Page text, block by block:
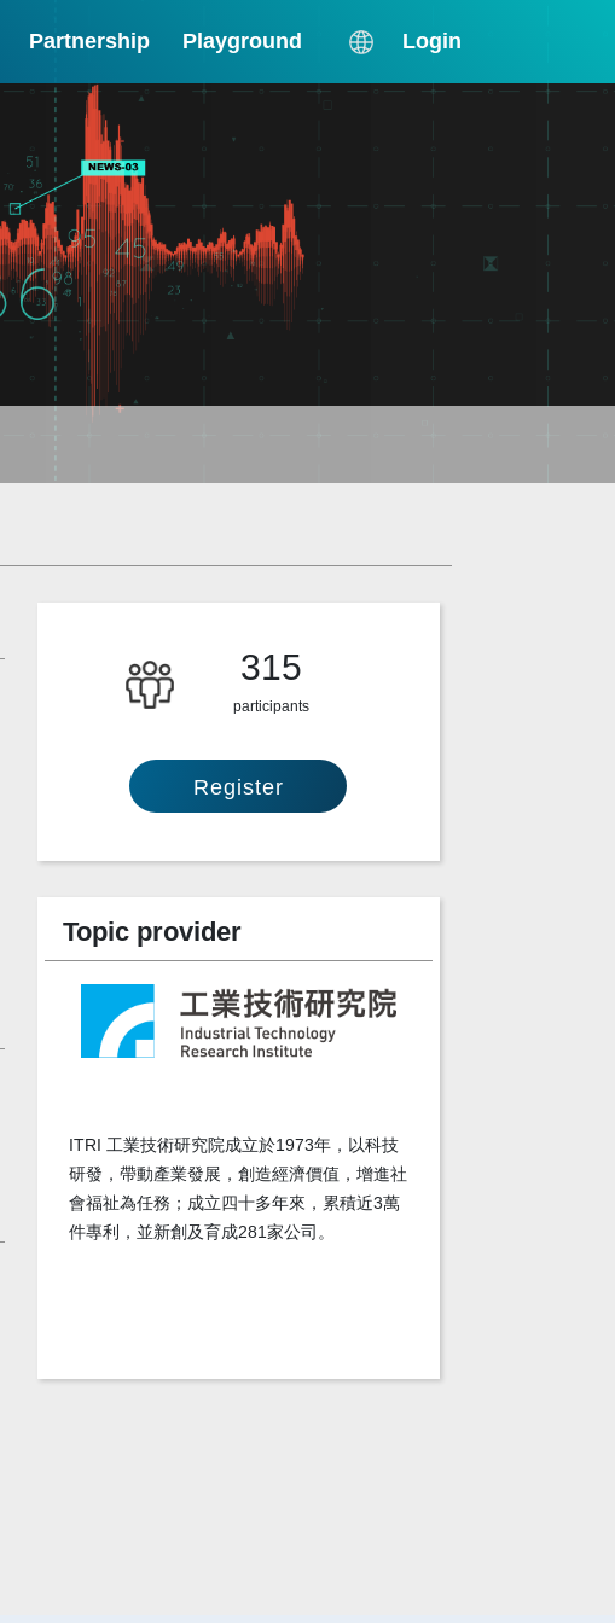
Partnership Playground Login
315
participants
Register
Topic provider
ITRI 工業技術研究院成立於1973年，以科技
研發，帶動產業發展，創造經濟價值，增進社
會福祉為任務；成立四十多年來，累積近3萬
件專利，並新創及育成281家公司。